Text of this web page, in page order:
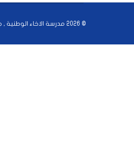
© 2026 مدرسة الاخاء الوطنية , جميع الحقوق محفوظة